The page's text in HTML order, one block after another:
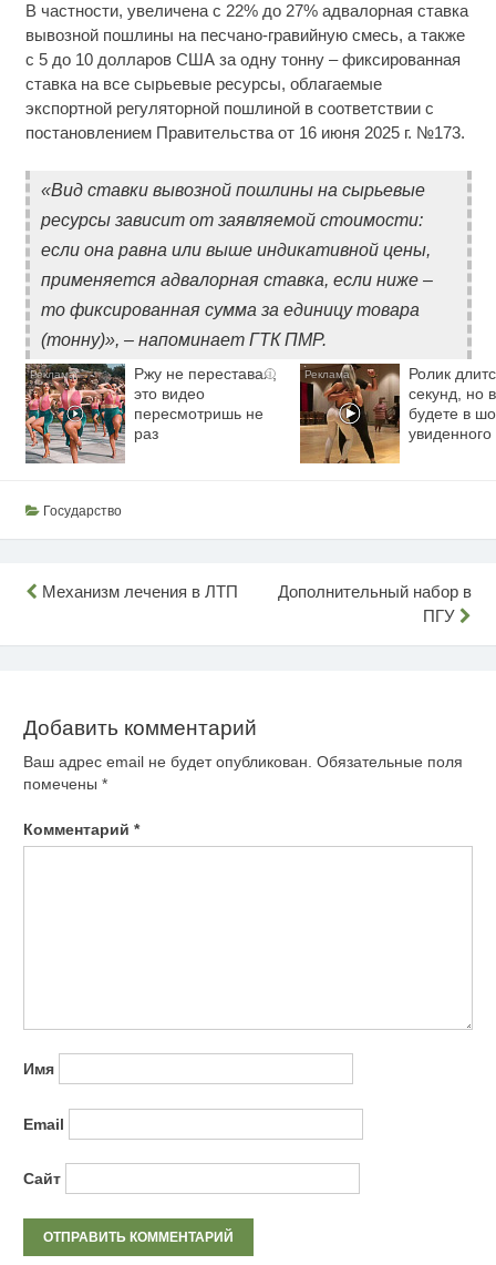
В частности, увеличена с 22% до 27% адвалорная ставка
вывозной пошлины на песчано-гравийную смесь, а также
с 5 до 10 долларов США за одну тонну – фиксированная
ставка на все сырьевые ресурсы, облагаемые
экспортной регуляторной пошлиной в соответствии с
постановлением Правительства от 16 июня 2025 г. №173.
«Вид ставки вывозной пошлины на сырьевые
ресурсы зависит от заявляемой стоимости:
если она равна или выше индикативной цены,
применяется адвалорная ставка, если ниже –
то фиксированная сумма за единицу товара
(тонну)», – напоминает ГТК ПМР.
i
Ржу не переставая,
это видео
пересмотришь не
раз
Ролик
секунд, но
будете в
увиденного
Государство
Навигация
Механизм лечения в ЛТП
Дополнительный набор в
ПГУ
Добавить комментарий
Ваш адрес email не будет опубликован. Обязательные поля
помечены *
Комментарий *
Имя
Email
Сайт